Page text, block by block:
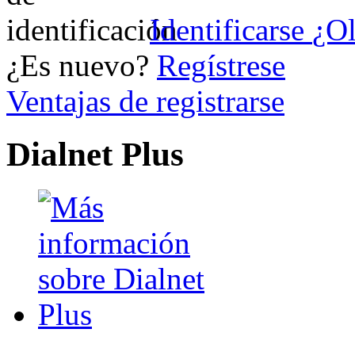
Identificarse
¿Es nuevo? Regístrese
Ventajas de registrarse
Dialnet Plus